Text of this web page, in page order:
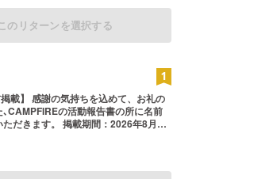
のリターンを選択する
載】 感謝の気持ちを込めて、お礼の
CAMPFIREの活動報告書の所に名前
ただきます。 掲載期間：2026年8月頃
事項：支援時、必ず備考欄に掲載を